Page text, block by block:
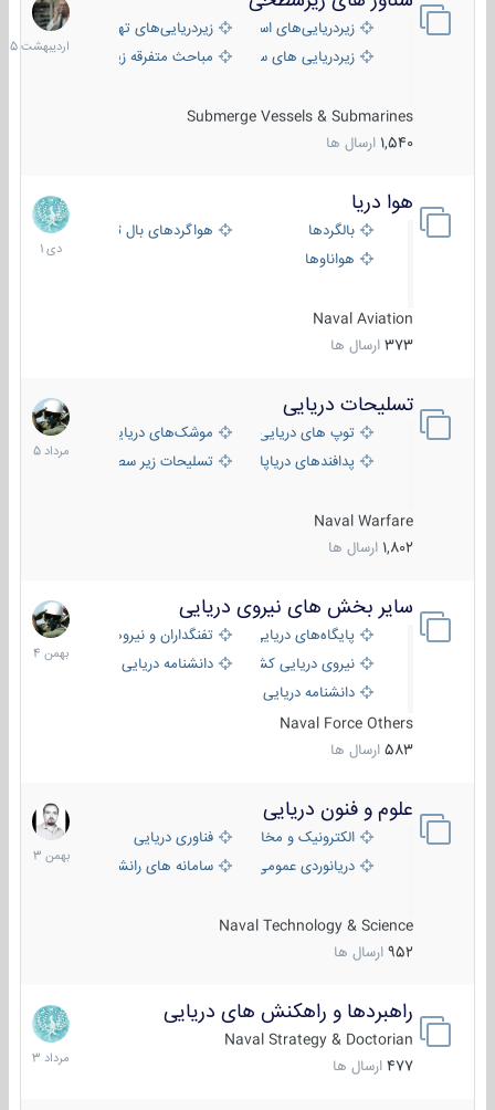
زیردریایی‌های استراتژیکزیردریایی‌های تهاجمی
زیردریایی های سبک
مباحث متفرقه زیرسطحی
Submerge Vessels & Submarines
1,540 ارسال ها
1405
هوا دریا
بالگردها
هواگردهای بال ثابت
هواناوها
Naval Aviation
373 ارسال ها
12
دی
1401
تسلیحات دریایی
توپ های دریایی
موشک‌های دریایی
پدافندهای دریاپایه
تسلیحات زیر سطحی
Naval Warfare
1,802 ارسال ها
2
مرداد
1405
سایر بخش های نیروی دریایی
پایگاه‌های دریایی
تفنگداران و نیروهای ویژه‌ی دریایی
نیروی دریایی کشورهای مختلفدانشنامه دریایی
دانشنامه دریایی کپی
Naval Force Others
583 ارسال ها
22
بهمن
1404
علوم و فنون دریایی
الکترونیک و مخابرات دریاییفناوری دریایی
دریانوردی عمومی
سامانه های رانشی دریایی
Naval Technology & Science
952 ارسال ها
6
بهمن
1403
راهبردها و راهکنش های دریایی
Naval Strategy & Doctorian
477 ارسال ها
2
مرداد
1403